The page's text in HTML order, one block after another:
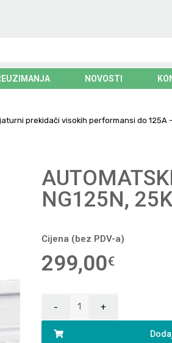
NOVOSTI
prekidači visokih performansi do 125A -
NG125N,
Cijena (bez PDV-a)
299,00€